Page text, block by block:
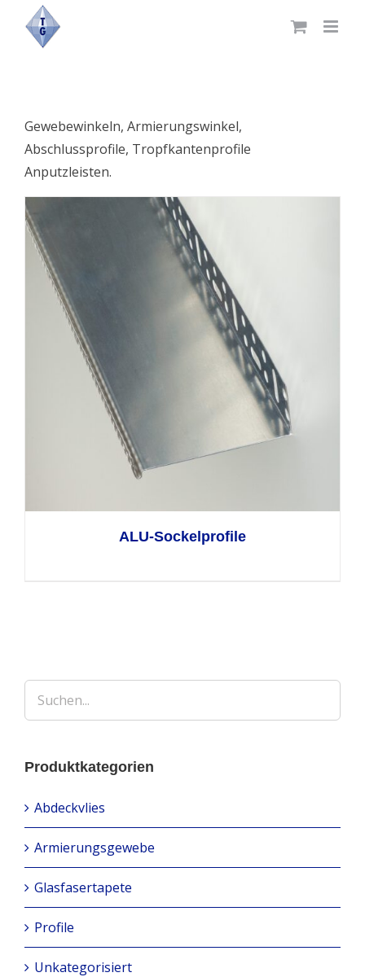
Gewebewinkeln, Armierungswinkel,
Abschlussprofile, Tropfkantenprofile
Anputzleisten.
ALU-Sockelprofile
Produktkategorien
Abdeckvlies
Armierungsgewebe
Glasfasertapete
Profile
Unkategorisiert